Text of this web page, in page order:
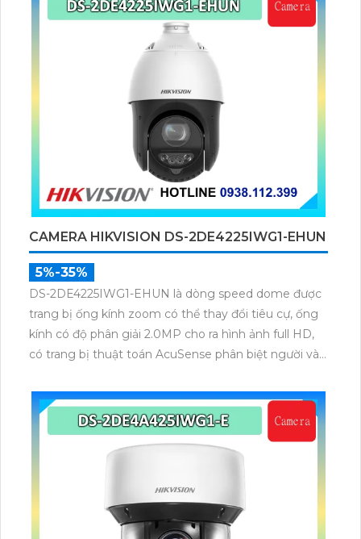
CAMERA HIKVISION DS-2DE4225IWG1-EHUN
5%-35%
DS-2DE4225IWG1-EHUN là dòng speed dome được
trang bị ống kính zoom có thể thay đổi tiêu cự, ống
kính có độ phân giải 2.0MP cho ra hình ảnh full HD,
có trang bị thuật toán AcuSense phân biệt người và
chiều, nhìn ban đêm bằng hồng ngoại 100m.